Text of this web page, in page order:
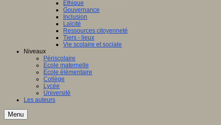
Ethique
Gouvernance
Inclusion
Laïcité
Ressources citoyenneté
Tiers - lieux
Vie scolaire et sociale
Niveaux
Périscolaire
Ecole maternelle
Ecole élémentaire
Collège
Lycée
Université
Les auteurs
Menu